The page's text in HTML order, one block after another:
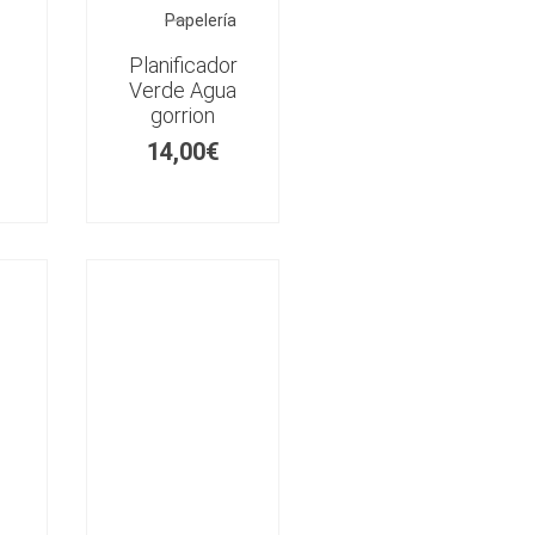
Papelería
Planificador
Verde Agua
gorrion
14,00€